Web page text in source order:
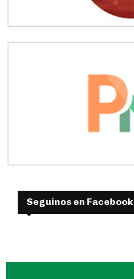
Seguinos en Facebook